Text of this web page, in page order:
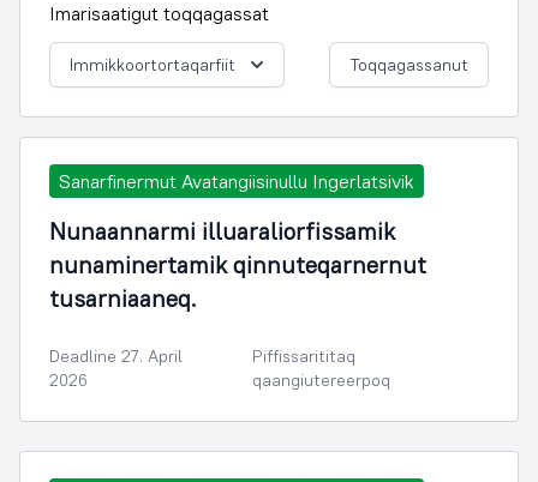
Imarisaatigut toqqagassat
Immikkoortortaqarfiit Toqqagassanut
Sanarfinermut Avatangiisinullu Ingerlatsivik
Nunaannarmi illuaraliorfissamik
nunaminertamik qinnuteqarnernut
tusarniaaneq.
Deadline 27. April
2026
Piffissarititaq
qaangiutereerpoq